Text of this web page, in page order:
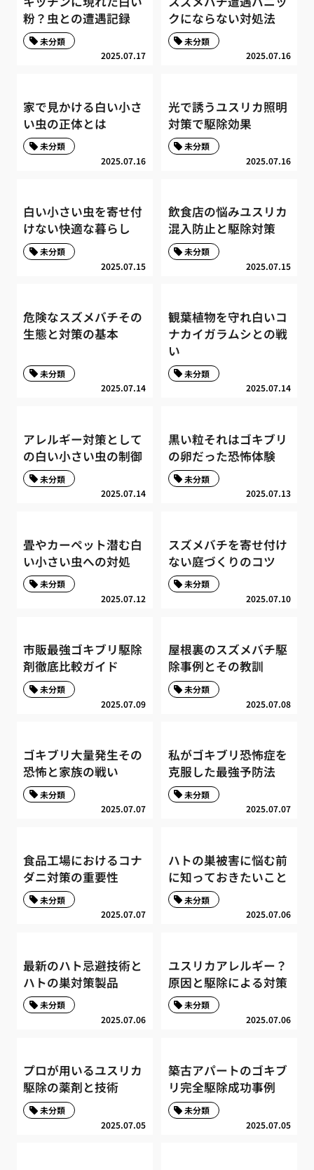
粉？虫との遭遇記録
2025.07.17
未分類
クにならない対処法
2025.07.16
未分類
家で見かける白い小さ
い虫の正体とは
2025.07.16
未分類
光で誘うユスリカ照明
対策で駆除効果
2025.07.16
未分類
白い小さい虫を寄せ付
けない快適な暮らし
2025.07.15
未分類
飲食店の悩みユスリカ
混入防止と駆除対策
2025.07.15
未分類
危険なスズメバチその
生態と対策の基本
2025.07.14
未分類
観葉植物を守れ白いコ
ナカイガラムシとの戦
い
2025.07.14
未分類
アレルギー対策として
の白い小さい虫の制御
2025.07.14
未分類
黒い粒それはゴキブリ
の卵だった恐怖体験
2025.07.13
未分類
畳やカーペット潜む白
い小さい虫への対処
2025.07.12
未分類
スズメバチを寄せ付け
ない庭づくりのコツ
2025.07.10
未分類
市販最強ゴキブリ駆除
剤徹底比較ガイド
2025.07.09
未分類
屋根裏のスズメバチ駆
除事例とその教訓
2025.07.08
未分類
ゴキブリ大量発生その
恐怖と家族の戦い
2025.07.07
未分類
私がゴキブリ恐怖症を
克服した最強予防法
2025.07.07
未分類
食品工場におけるコナ
ダニ対策の重要性
2025.07.07
未分類
ハトの巣被害に悩む前
に知っておきたいこと
2025.07.06
未分類
最新のハト忌避技術と
ハトの巣対策製品
2025.07.06
未分類
ユスリカアレルギー？
原因と駆除による対策
2025.07.06
未分類
プロが用いるユスリカ
駆除の薬剤と技術
2025.07.05
未分類
築古アパートのゴキブ
リ完全駆除成功事例
2025.07.05
未分類